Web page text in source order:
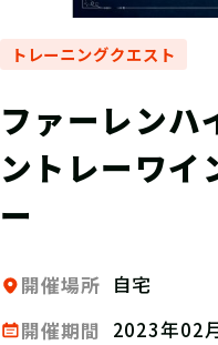
トレーニングクエスト
ファーレン
ントレーワイ
ー
開催場所 自宅
開催期間
2023年02